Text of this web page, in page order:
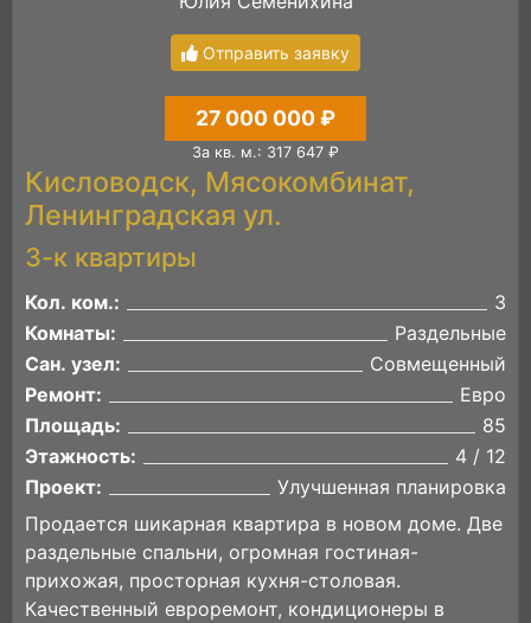
Отправить заявку
27 000 000 ₽
За кв. м.: 317 647 ₽
Кисловодск, Мясокомбинат,
Ленинградская ул.
3-к квартиры
Кол. ком.:
3
Комнаты:
Раздельные
Сан. узел:
Совмещенный
Ремонт:
Евро
Площадь:
85
Этажность:
4 / 12
Проект:
Улучшенная планировка
Продается шикарная квартира в новом доме. Две
раздельные спальни, огромная гостиная-
прихожая, просторная кухня-столовая.
Качественный евроремонт, кондиционеры в